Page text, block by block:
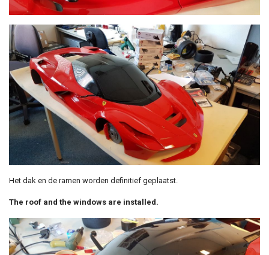
Het dak en de ramen worden definitief geplaatst.
The roof and the windows are installed.